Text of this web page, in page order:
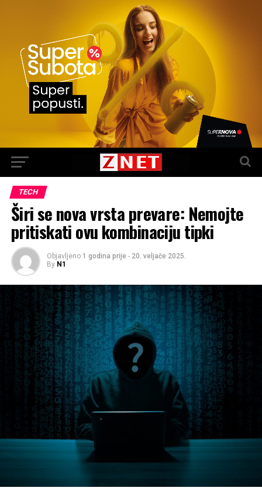
TECH
Širi se nova vrsta prevare: Nemojte
pritiskati ovu kombinaciju tipki
Objavljeno 1 godina prije - 20. veljače 2025.
By N1